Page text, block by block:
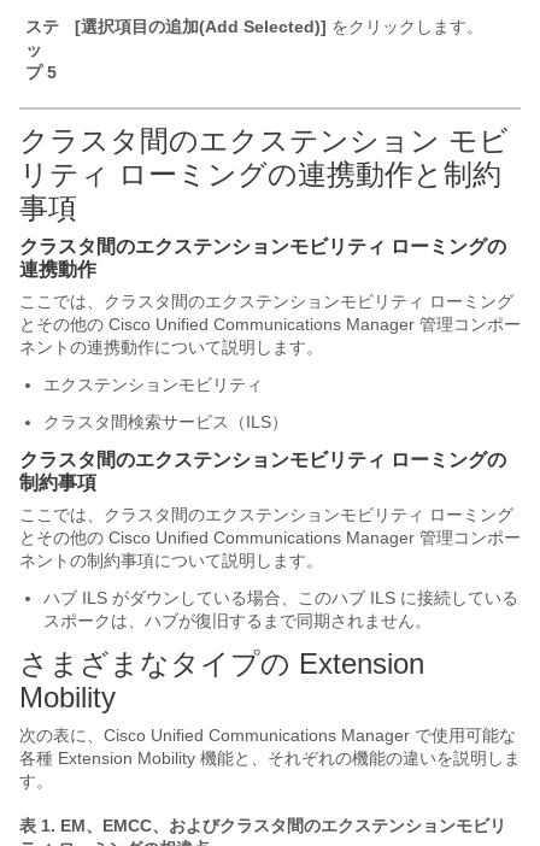
ステ
ッ
プ 5
[選択項目の追加(Add Selected)] をクリックします。
クラスタ間のエクステンション モビ
リティ ローミングの連携動作と制約
事項
クラスタ間のエクステンションモビリティ ローミングの
連携動作
ここでは、クラスタ間のエクステンションモビリティ ローミング
とその他の Cisco Unified Communications Manager 管理コンポー
ネントの連携動作について説明します。
エクステンションモビリティ
クラスタ間検索サービス（ILS）
クラスタ間のエクステンションモビリティ ローミングの
制約事項
ここでは、クラスタ間のエクステンションモビリティ ローミング
とその他の Cisco Unified Communications Manager 管理コンポー
ネントの制約事項について説明します。
ハブ ILS がダウンしている場合、このハブ ILS に接続している
スポークは、ハブが復旧するまで同期されません。
さまざまなタイプの Extension
Mobility
次の表に、Cisco Unified Communications Manager で使用可能な
各種 Extension Mobility 機能と、それぞれの機能の違いを説明しま
す。
表 1. EM、EMCC、およびクラスタ間のエクステンションモビリ